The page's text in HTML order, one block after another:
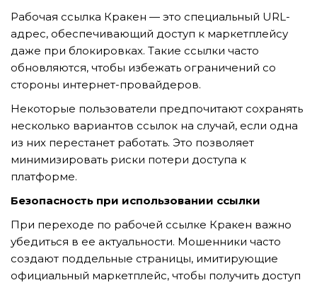
TƯ VẤN MIỄN PHÍ VỀ SẢN PHẨM
Nghề nghiệp...
Thành phố...
Рабочая ссылка Кракен — это специальный URL-
адрес, обеспечивающий доступ к маркетплейсу
даже при блокировках. Такие ссылки часто
обновляются, чтобы избежать ограничений со
стороны интернет-провайдеров.
Некоторые пользователи предпочитают сохранять
несколько вариантов ссылок на случай, если одна
из них перестанет работать. Это позволяет
минимизировать риски потери доступа к
платформе.
Безопасность при использовании ссылки
При переходе по рабочей ссылке Кракен важно
убедиться в ее актуальности. Мошенники часто
создают поддельные страницы, имитирующие
официальный маркетплейс, чтобы получить доступ